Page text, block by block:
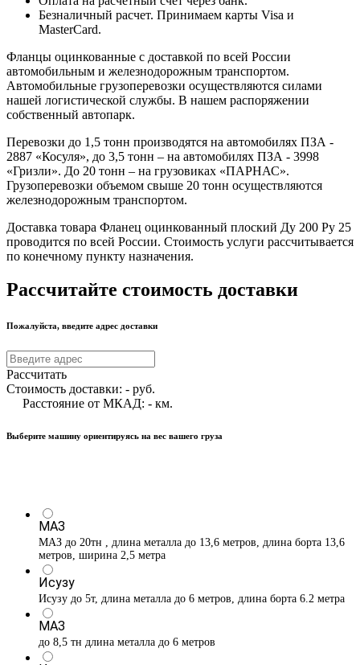
Безналичный расчет. Принимаем карты Visa и
MasterCard.
Фланцы оцинкованные с доставкой по всей России
автомобильным и железнодорожным транспортом.
Автомобильные грузоперевозки осуществляются силами
нашей логистической службы. В нашем распоряжении
собственный автопарк.
Перевозки до 1,5 тонн производятся на автомобилях ПЗА -
2887 «Косуля», до 3,5 тонн – на автомобилях ПЗА - 3998
«Гризли». До 20 тонн – на грузовиках «ПАРНАС».
Грузоперевозки объемом свыше 20 тонн осуществляются
железнодорожным транспортом.
Доставка товара Фланец оцинкованный плоский Ду 200 Ру 25
проводится по всей России. Стоимость услуги рассчитывается
по конечному пункту назначения.
Рассчитайте стоимость доставки
Пожалуйста, введите адрес доставки
Рассчитать
Стоимость доставки: - руб.
Расстояние от МКАД: - км.
Выберите машину ориентируясь на вес вашего груза
МАЗ
МАЗ до 20тн , длина металла до 13,6 метров, длина борта 13,6
метров, ширина 2,5 метра
Исузу
Исузу до 5т, длина металла до 6 метров, длина борта 6.2 метра
МАЗ
до 8,5 тн длина металла до 6 метров